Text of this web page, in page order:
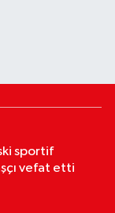
sportif
vefat etti